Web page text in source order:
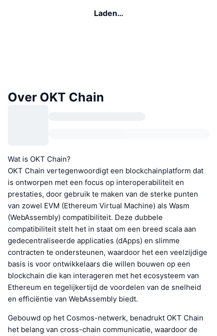
Laden…
Over OKT Chain
Wat is OKT Chain?
OKT Chain vertegenwoordigt een blockchainplatform dat
is ontworpen met een focus op interoperabiliteit en
prestaties, door gebruik te maken van de sterke punten
van zowel EVM (Ethereum Virtual Machine) als Wasm
(WebAssembly) compatibiliteit. Deze dubbele
compatibiliteit stelt het in staat om een breed scala aan
gedecentraliseerde applicaties (dApps) en slimme
contracten te ondersteunen, waardoor het een veelzijdige
basis is voor ontwikkelaars die willen bouwen op een
blockchain die kan interageren met het ecosysteem van
Ethereum en tegelijkertijd de voordelen van de snelheid
en efficiëntie van WebAssembly biedt.
Gebouwd op het Cosmos-netwerk, benadrukt OKT Chain
het belang van cross-chain communicatie, waardoor de